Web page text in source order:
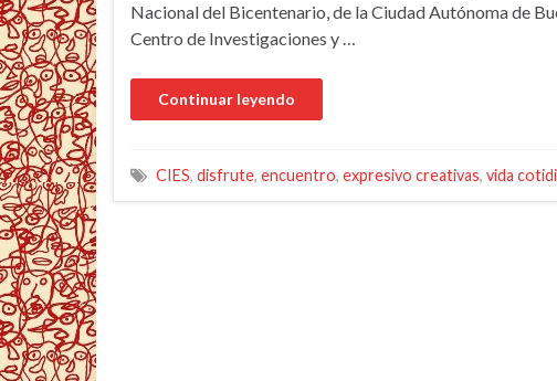
Nacional del Bicentenario, de la Ciudad Autónoma de
Centro de Investigaciones y …
CIES, disfrute, encuentro, expresivo creativas, vida